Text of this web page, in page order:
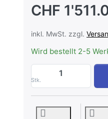
CHF
inkl. MwSt. zzgl.
Wird bestellt 2-5
Stk.